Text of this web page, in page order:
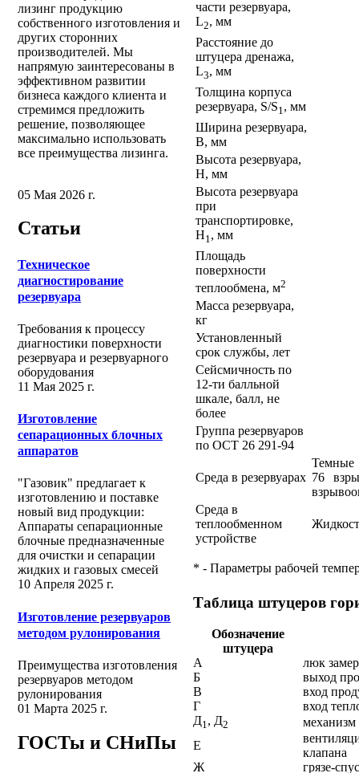
лизинг продукцию
собственного изготовления и
других сторонних
производителей. Мы
напрямую заинтересованы в
эффективном развитии
бизнеса каждого клиента и
стремимся предложить
решение, позволяющее
максимально использовать
все преимущества лизинга.
05 Мая 2026 г.
Статьи
Техническое
диагностирование
резервуара
Требования к процессу
диагностики поверхности
резервуара и резервуарного
оборудования
11 Мая 2025 г.
Изготовление
сепарационных блочных
аппаратов
"Газовик" предлагает к
изготовлению и поставке
новый вид продукции:
Аппараты сепарационные
блочные предназначенные
для очистки и сепарации
жидких и газовых смесей
10 Апреля 2025 г.
Изготовление резервуаров
методом рулонирования
Преимущества изготовления
резервуаров методом
рулонирования
01 Марта 2025 г.
ГОСТы и СНиПы
части резервуара,
L2, мм
Расстояние до
штуцера дренажа,
L3, мм
Толщина корпуса
резервуара, S/S1, мм
Ширина резервуара,
В, мм
Высота резервуара,
Н, мм
Высота резервуара
при
транспортировке,
Н1, мм
Площадь
поверхности
теплообмена, м2
Масса резервуара,
кг
Установленный
срок службы, лет
Сейсмичность по
12-ти балльной
шкале, балл, не
более
Группа резервуаров
по ОСТ 26 291-94
Среда в резервуарах
Темные
76
Среда в
теплообменном
устройстве
* - Параметры рабочей
Таблица штуцеров
Обозначение
штуцера
А
люк
Б
выход
В
вход
Г
вход
Д1, Д2
Е
клапана
Ж
грязе-